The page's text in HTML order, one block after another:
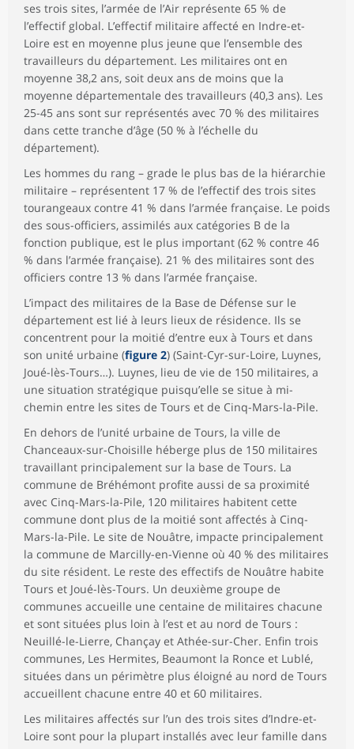
ses trois sites, l’armée de l’Air représente 65 % de
l’effectif global. L’effectif militaire affecté en Indre-et-
Loire est en moyenne plus jeune que l’ensemble des
travailleurs du département. Les militaires ont en
moyenne 38,2 ans, soit deux ans de moins que la
moyenne départementale des travailleurs (40,3 ans). Les
25-45 ans sont sur représentés avec 70 % des militaires
dans cette tranche d’âge (50 % à l’échelle du
département).
Les hommes du rang – grade le plus bas de la hiérarchie
militaire – représentent 17 % de l’effectif des trois sites
tourangeaux contre 41 % dans l’armée française. Le poids
des sous-officiers, assimilés aux catégories B de la
fonction publique, est le plus important (62 % contre 46
% dans l’armée française). 21 % des militaires sont des
officiers contre 13 % dans l’armée française.
L’impact des militaires de la Base de Défense sur le
département est lié à leurs lieux de résidence. Ils se
concentrent pour la moitié d’entre eux à Tours et dans
son unité urbaine (figure 2) (Saint-Cyr-sur-Loire, Luynes,
Joué-lès-Tours…). Luynes, lieu de vie de 150 militaires, a
une situation stratégique puisqu’elle se situe à mi-
chemin entre les sites de Tours et de Cinq-Mars-la-Pile.
En dehors de l’unité urbaine de Tours, la ville de
Chanceaux-sur-Choisille héberge plus de 150 militaires
travaillant principalement sur la base de Tours. La
commune de Bréhémont profite aussi de sa proximité
avec Cinq-Mars-la-Pile, 120 militaires habitent cette
commune dont plus de la moitié sont affectés à Cinq-
Mars-la-Pile. Le site de Nouâtre, impacte principalement
la commune de Marcilly-en-Vienne où 40 % des militaires
du site résident. Le reste des effectifs de Nouâtre habite
Tours et Joué-lès-Tours. Un deuxième groupe de
communes accueille une centaine de militaires chacune
et sont situées plus loin à l’est et au nord de Tours :
Neuillé-le-Lierre, Chançay et Athée-sur-Cher. Enfin trois
communes, Les Hermites, Beaumont la Ronce et Lublé,
situées dans un périmètre plus éloigné au nord de Tours
accueillent chacune entre 40 et 60 militaires.
Les militaires affectés sur l’un des trois sites d’Indre-et-
Loire sont pour la plupart installés avec leur famille dans